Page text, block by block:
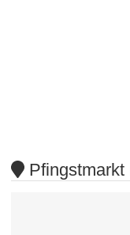
Pfingstmarkt